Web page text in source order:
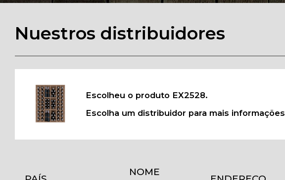
Nuestros distribuidores
Escolheu o produto EX2528.
Escolha um distribuidor para mais informações
NOME